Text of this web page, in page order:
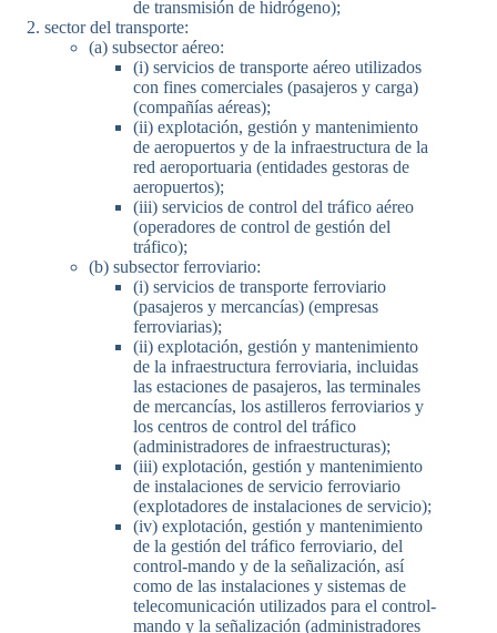
de transmisión de hidrógeno);
sector del transporte:
(a) subsector aéreo:
(i) servicios de transporte aéreo utilizados
con fines comerciales (pasajeros y carga)
(compañías aéreas);
(ii) explotación, gestión y mantenimiento
de aeropuertos y de la infraestructura de la
red aeroportuaria (entidades gestoras de
aeropuertos);
(iii) servicios de control del tráfico aéreo
(operadores de control de gestión del
tráfico);
(b) subsector ferroviario:
(i) servicios de transporte ferroviario
(pasajeros y mercancías) (empresas
ferroviarias);
(ii) explotación, gestión y mantenimiento
de la infraestructura ferroviaria, incluidas
las estaciones de pasajeros, las terminales
de mercancías, los astilleros ferroviarios y
los centros de control del tráfico
(administradores de infraestructuras);
(iii) explotación, gestión y mantenimiento
de instalaciones de servicio ferroviario
(explotadores de instalaciones de servicio);
(iv) explotación, gestión y mantenimiento
de la gestión del tráfico ferroviario, del
control-mando y de la señalización, así
como de las instalaciones y sistemas de
telecomunicación utilizados para el control-
mando y la señalización (administradores